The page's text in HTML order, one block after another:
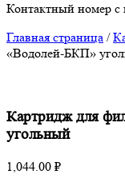
Контактный номер с
Главная страница /
«Водолей-БКП»
Картридж для
угольный
1,044.00 ₽